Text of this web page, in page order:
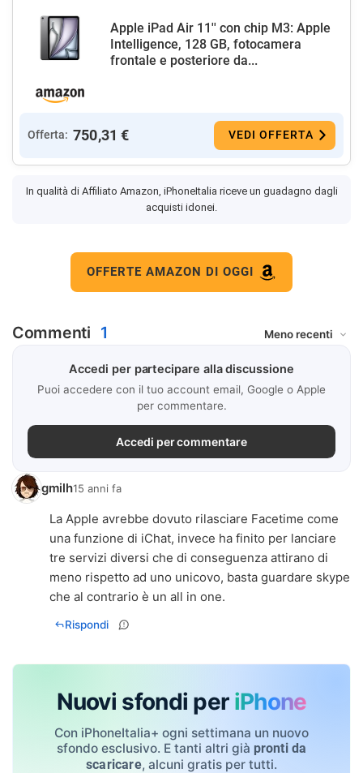
Apple iPad Air 11'' con chip M3: Apple
Intelligence, 128 GB, fotocamera
frontale e posteriore da...
Offerta: 750,31 € VEDI OFFERTA
In qualità di Affiliato Amazon, iPhoneItalia riceve un guadagno dagli
acquisti idonei.
OFFERTE AMAZON DI OGGI
Commenti 1
Accedi per partecipare alla discussione
Puoi accedere con il tuo account email, Google o Apple
per commentare.
Accedi per commentare
gmilh15 anni fa
La Apple avrebbe dovuto rilasciare Facetime come
una funzione di iChat, invece ha finito per lanciare
tre servizi diversi che di conseguenza attirano di
meno rispetto ad uno unicovo, basta guardare skype
che al contrario è un all in one.
Rispondi
Nuovi sfondi per iPhone
Con iPhoneItalia+ ogni settimana un nuovo
sfondo esclusivo. E tanti altri già pronti da
scaricare, alcuni gratis per tutti.